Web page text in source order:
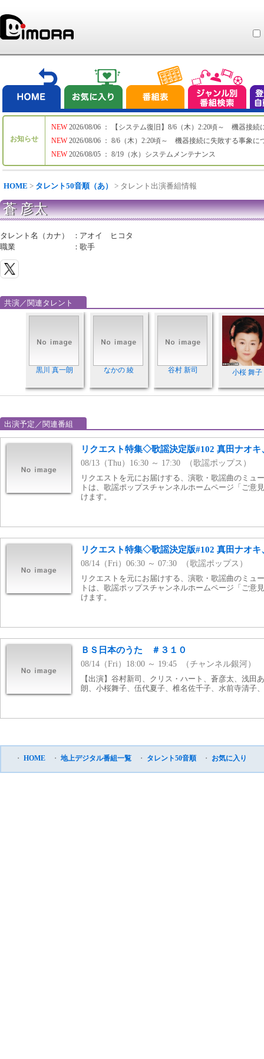
お知らせ
NEW
NEW
NEW
2026/08/06 ： 【システム復旧】8/6（木）2:20頃～ 機器接続
2026/08/06 ： 8/6（木）2:20頃～ 機器接続に失敗する事象に
2026/08/05 ： 8/19（水）システムメンテナンス
HOME > タレント50音順（あ） > タレント出演番組情報
蒼 彦太
タレント名（カナ） ： アオイ ヒコタ
職業
：歌手
共演／関連タレント
黒川 真一朗 なかの 綾 谷村 新司 小桜 舞子
出演予定／関連番組
リクエスト特集◇歌謡決定版#102 真田ナオキ
08/13（Thu）16:30 ～ 17:30 （歌謡ポップス）
リクエストを元にお届けする、演歌・歌謡曲のミュ
トは、歌謡ポップスチャンネルホームページ「ご意
けます。
リクエスト特集◇歌謡決定版#102 真田ナオキ
08/14（Fri）06:30 ～ 07:30 （歌謡ポップス）
リクエストを元にお届けする、演歌・歌謡曲のミュ
トは、歌謡ポップスチャンネルホームページ「ご意
けます。
ＢＳ日本のうた ＃３１０
08/14（Fri）18:00 ～ 19:45 （チャンネル銀河）
【出演】谷村新司、クリス・ハート、蒼彦太、浅田
朗、小桜舞子、伍代夏子、椎名佐千子、水前寺清子
・ HOME ・ 地上デジタル番組一覧 ・ タレント50音順 ・ お気に入り